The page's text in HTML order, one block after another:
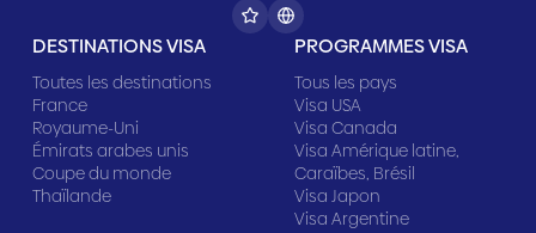
DESTINATIONS VISA
Toutes les destinations
France
Royaume-Uni
Émirats arabes unis
Coupe du monde
Thaïlande
PROGRAMMES VISA
Tous les pays
Visa USA
Visa Canada
Visa Amérique latine,
Caraïbes, Brésil
Visa Japon
Visa Argentine